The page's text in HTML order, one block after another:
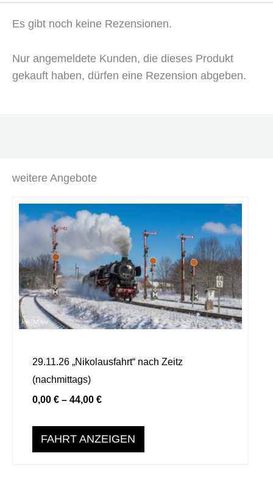
Es gibt noch keine Rezensionen.
Nur angemeldete Kunden, die dieses Produkt
gekauft haben, dürfen eine Rezension abgeben.
weitere Angebote
29.11.26 „Nikolausfahrt“ nach Zeitz
(nachmittags)
0,00 €– 44,00 €
FAHRT ANZEIGEN
Dieses
Produkt
weist
mehrere
Varianten
auf.
Die
Optionen
auf
der
Produktseite
werden